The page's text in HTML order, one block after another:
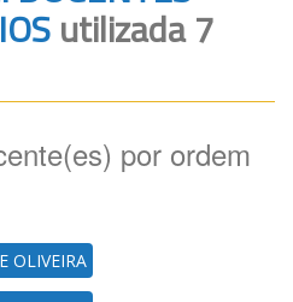
Legislação
Canais
utilizada 7
por ordem
OLIVEIRA